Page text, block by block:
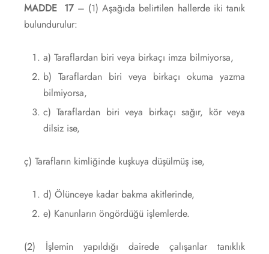
MADDE 17– (1) Aşağıda belirtilen hallerde iki tanık
bulundurulur:
a) Taraflardan biri veya birkaçı imza bilmiyorsa,
b) Taraflardan biri veya birkaçı okuma yazma
bilmiyorsa,
c) Taraflardan biri veya birkaçı sağır, kör veya
dilsiz ise,
ç) Tarafların kimliğinde kuşkuya düşülmüş ise,
d) Ölünceye kadar bakma akitlerinde,
e) Kanunların öngördüğü işlemlerde.
(2) İşlemin yapıldığı dairede çalışanlar tanıklık